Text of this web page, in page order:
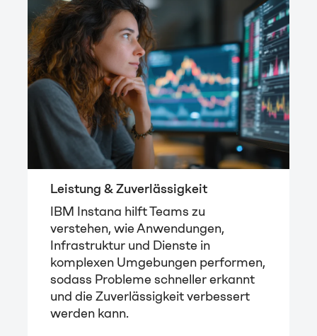
Leistung & Zuverlässigkeit
IBM Instana hilft Teams zu
verstehen, wie Anwendungen,
Infrastruktur und Dienste in
komplexen Umgebungen performen,
sodass Probleme schneller erkannt
und die Zuverlässigkeit verbessert
werden kann.